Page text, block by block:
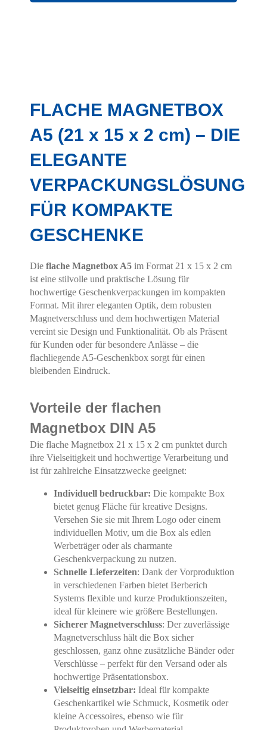
FLACHE MAGNETBOX
A5 (21 x 15 x 2 cm) – DIE
ELEGANTE
VERPACKUNGSLÖSUNG
FÜR KOMPAKTE
GESCHENKE
Die flache Magnetbox A5 im Format 21 x 15 x 2 cm
ist eine stilvolle und praktische Lösung für
hochwertige Geschenkverpackungen im kompakten
Format. Mit ihrer eleganten Optik, dem robusten
Magnetverschluss und dem hochwertigen Material
vereint sie Design und Funktionalität. Ob als Präsent
für Kunden oder für besondere Anlässe – die
flachliegende A5-Geschenkbox sorgt für einen
bleibenden Eindruck.
Vorteile der flachen
Magnetbox DIN A5
Die flache Magnetbox 21 x 15 x 2 cm punktet durch
ihre Vielseitigkeit und hochwertige Verarbeitung und
ist für zahlreiche Einsatzzwecke geeignet:
Individuell bedruckbar: Die kompakte Box
bietet genug Fläche für kreative Designs.
Versehen Sie sie mit Ihrem Logo oder einem
individuellen Motiv, um die Box als edlen
Werbeträger oder als charmante
Geschenkverpackung zu nutzen.
Schnelle Lieferzeiten: Dank der Vorproduktion
in verschiedenen Farben bietet Berberich
Systems flexible und kurze Produktionszeiten,
ideal für kleinere wie größere Bestellungen.
Sicherer Magnetverschluss: Der zuverlässige
Magnetverschluss hält die Box sicher
geschlossen, ganz ohne zusätzliche Bänder oder
Verschlüsse – perfekt für den Versand oder als
hochwertige Präsentationsbox.
Vielseitig einsetzbar: Ideal für kompakte
Geschenkartikel wie Schmuck, Kosmetik oder
kleine Accessoires, ebenso wie für